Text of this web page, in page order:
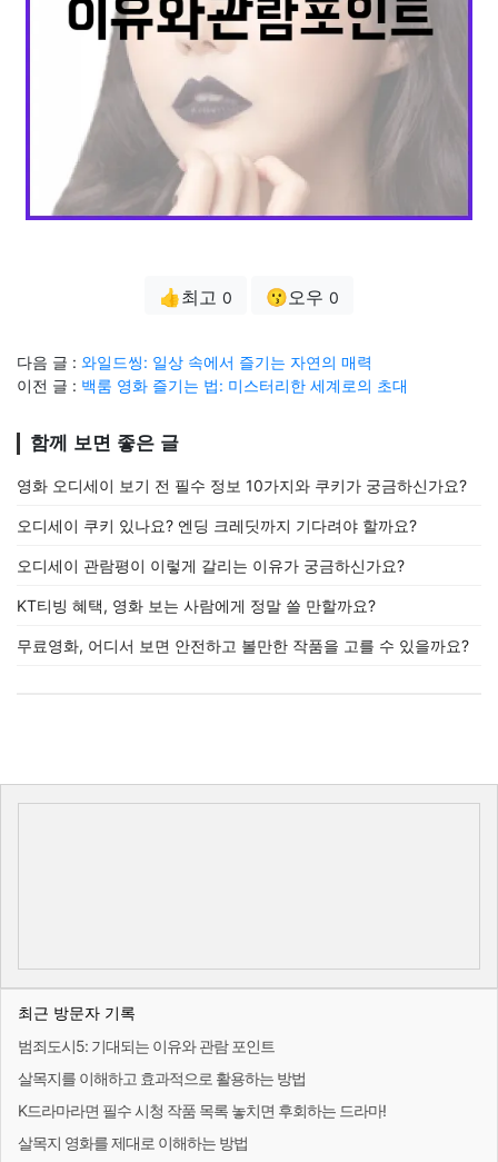
👍최고 0 😗오우 0
다음 글 : 와일드씽: 일상 속에서 즐기는 자연의 매력
이전 글 : 백룸 영화 즐기는 법: 미스터리한 세계로의 초대
함께 보면 좋은 글
영화 오디세이 보기 전 필수 정보 10가지와 쿠키가 궁금하신가요?
오디세이 쿠키 있나요? 엔딩 크레딧까지 기다려야 할까요?
오디세이 관람평이 이렇게 갈리는 이유가 궁금하신가요?
KT티빙 혜택, 영화 보는 사람에게 정말 쓸 만할까요?
무료영화, 어디서 보면 안전하고 볼만한 작품을 고를 수 있을까요?
최근 방문자 기록
범죄도시5: 기대되는 이유와 관람 포인트
살목지를 이해하고 효과적으로 활용하는 방법
K드라마라면 필수 시청 작품 목록 놓치면 후회하는 드라마!
살목지 영화를 제대로 이해하는 방법